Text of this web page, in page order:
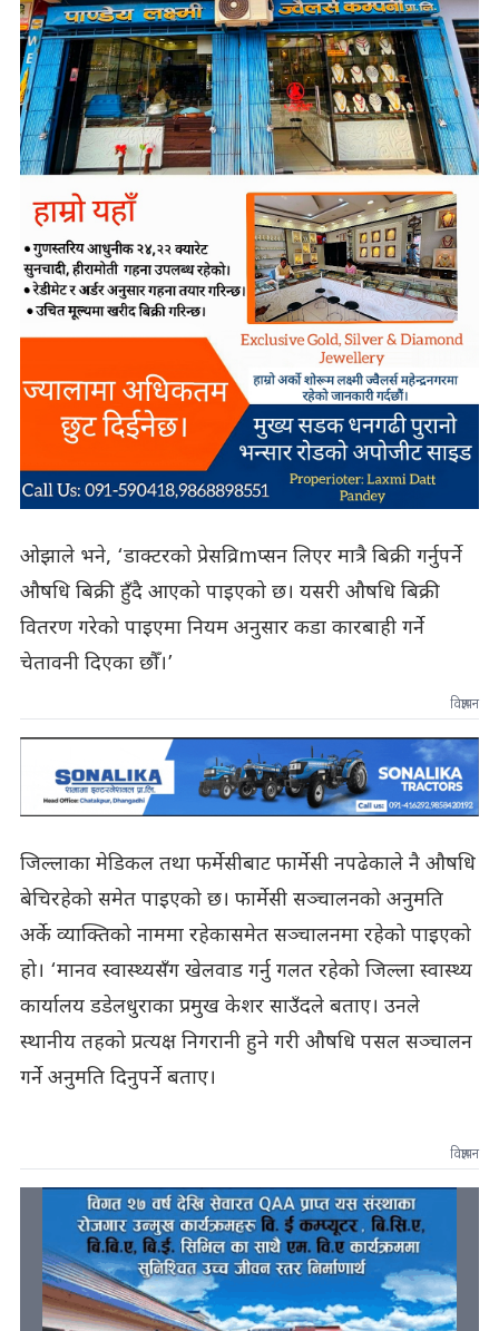
ओझाले भने, ‘डाक्टरको प्रेसव्रिmप्सन लिएर मात्रै बिक्री गर्नुपर्ने
औषधि बिक्री हुँदै आएको पाइएको छ। यसरी औषधि बिक्री
वितरण गरेको पाइएमा नियम अनुसार कडा कारबाही गर्ने
चेतावनी दिएका छौँ।’
विज्ञापन
जिल्लाका मेडिकल तथा फर्मेसीबाट फार्मेसी नपढेकाले नै औषधि
बेचिरहेको समेत पाइएको छ। फार्मेसी सञ्चालनको अनुमति
अर्के व्याक्तिको नाममा रहेकासमेत सञ्चालनमा रहेको पाइएको
हो। ‘मानव स्वास्थ्यसँग खेलवाड गर्नु गलत रहेको जिल्ला स्वास्थ्य
कार्यालय डडेलधुराका प्रमुख केशर साउँदले बताए। उनले
स्थानीय तहको प्रत्यक्ष निगरानी हुने गरी औषधि पसल सञ्चालन
गर्ने अनुमति दिनुपर्ने बताए।
विज्ञापन